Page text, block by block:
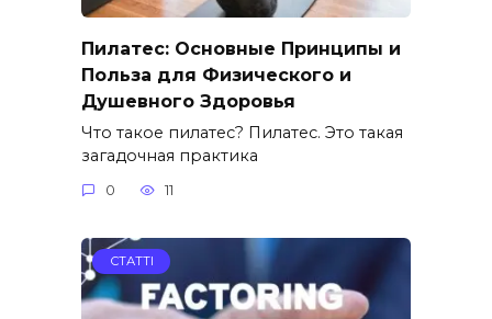
Пилатес: Основные Принципы и
Польза для Физического и
Душевного Здоровья
Что такое пилатес? Пилатес. Это такая
загадочная практика
0 11
СТАТТІ